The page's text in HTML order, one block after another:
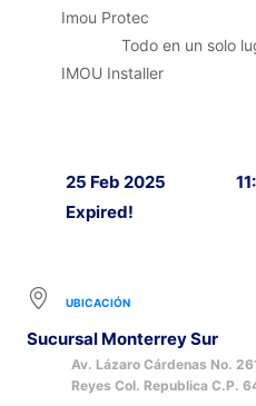
Imou Protec
Todo en un solo
IMOU Installer
25 Feb 2025
Expired!
UBICACIÓN
Sucursal Monterrey Sur
Av. Lázaro Cárdenas No.
Reyes Col. Republica C.P.